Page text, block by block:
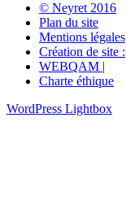
© Neyret 2016
Plan du site
Mentions légales
Création de site :
WEBQAM |
Charte éthique
WordPress Lightbox